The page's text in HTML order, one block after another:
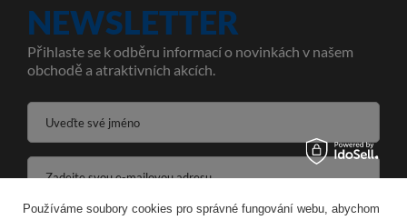
NEWSLETTER
Přihlaste se k odběru informací o novinkách v našem
obchodě a atraktivních akcích.
Uveďte své jméno
Zadejte svou e-mailovou adresu
Používáme soubory cookies pro správné fungování webu, abychom